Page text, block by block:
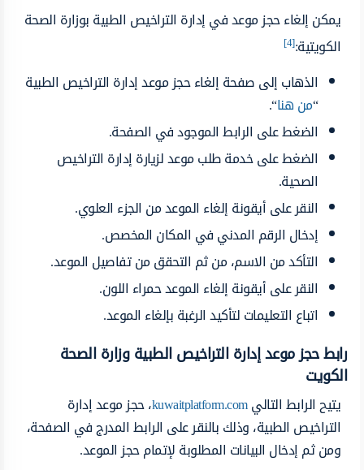
يمكن إلغاء حجز موعد في إدارة التراخيص الطبية بوزارة الصحة
الكويتية:[4]
الذهاب إلى صفحة إلغاء حجز موعد إدارة التراخيص الطبية
“من هنا“.
الضغط على الرابط الموجود في الصفحة.
الضغط على خدمة طلب موعد لزيارة إدارة التراخيص
الصحية.
النقر على أيقونة إلغاء الموعد من الجزء العلوي.
إدخال الرقم المدني في المكان المخصص.
التأكد من الاسم، من ثم التحقق من تفاصيل الموعد.
النقر على أيقونة إلغاء الموعد حمراء اللون.
اتباع التعليمات لتأكيد الرغبة بإلغاء الموعد.
رابط حجز موعد إدارة التراخيص الطبية وزارة الصحة
الكويت
يتيح الرابط التاليkuwaitplatform.com، حجز موعد إدارة
التراخيص الطبية، وذلك بالنقر على الرابط المدرج في الصفحة،
ومن ثم إدخال البيانات المطلوبة لإتمام حجز الموعد.